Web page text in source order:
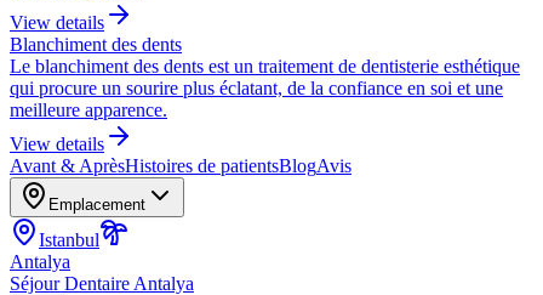
View details
Blanchiment des dents
Le blanchiment des dents est un traitement de dentisterie esthétique
qui procure un sourire plus éclatant, de la confiance en soi et une
meilleure apparence.
View details
Avant & AprèsHistoires de patientsBlogAvis
Emplacement
Istanbul
Antalya
Séjour Dentaire Antalya